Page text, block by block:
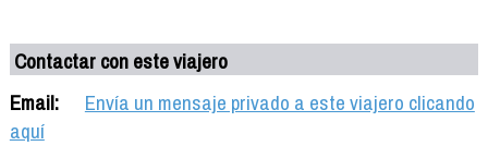
Contactar con este viajero
Email:
Envía un mensaje privado a este viajero clicando
aquí